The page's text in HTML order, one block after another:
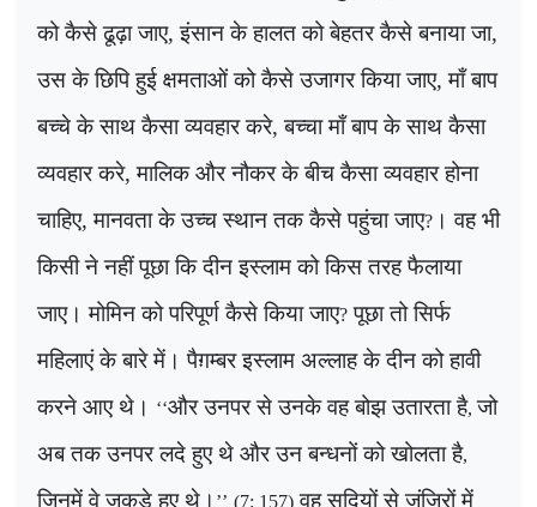
को कैसे ढूढ़ा जाए, इंसान के हालत को बेहतर कैसे बनाया जा,
उस के छिपि हुई क्षमताओं को कैसे उजागर किया जाए, माँ बाप
बच्चे के साथ कैसा व्यवहार करे, बच्चा माँ बाप के साथ कैसा
व्यवहार करे, मालिक और नौकर के बीच कैसा व्यवहार होना
चाहिए, मानवता के उच्च स्थान तक कैसे पहुंचा जाए? । वह भी
किसी ने नहीं पूछा कि दीन इस्लाम को किस तरह फैलाया
जाए। मोमिन को परिपूर्ण कैसे किया जाए? पूछा तो सिर्फ
महिलाएं के बारे में। पैग़म्बर इस्लाम अल्लाह के दीन को हावी
करने आए थे। ‘‘और उनपर से उनके वह बोझ उतारता है,जो
अब तक उनपर लदे हुए थे और उन बन्धनों को खोलता है,
जिनमें वे जकड़े हुए थे। ’’ (7: 157) वह सदियों से जंज़िरों में